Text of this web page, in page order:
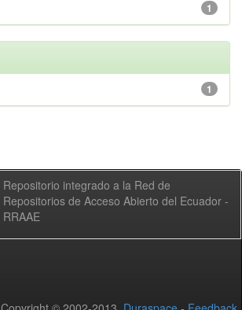
1
1
Repositorio integrado a la Red de
Repositorios de Acceso Abierto del Ecuador -
RRAAE